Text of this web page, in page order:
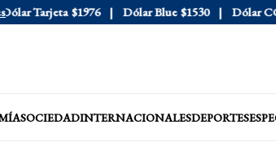
Tarjeta $1976 Dólar Blue $1530 Dólar CCL
SOCIEDADINTERNACIONALESDEPORTES